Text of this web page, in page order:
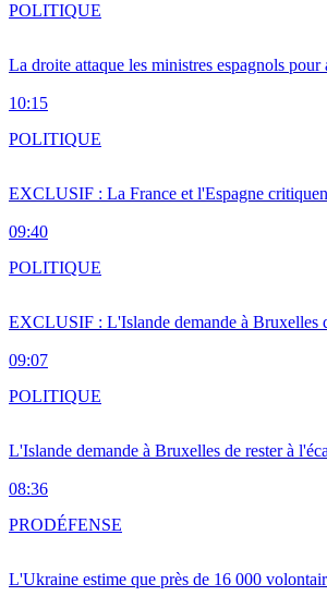
La droite attaque les ministres espagnols
10:15
POLITIQUE
EXCLUSIF : La France et l'Espagne
09:40
POLITIQUE
EXCLUSIF : L'Islande demande à Bruxelles
09:07
POLITIQUE
L'Islande demande à Bruxelles de rester à
08:36
POLITIQUE
L'Ukraine estime que près de 16 000
PRODÉFENSE